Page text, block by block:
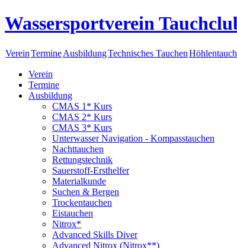
Wassersportverein
VereinTermineAusbildungTechnisches Tauchen
Verein
Termine
Ausbildung
CMAS 1* Kurs
CMAS 2* Kurs
CMAS 3* Kurs
Unterwasser Navigation - Kompasstauchen
Nachttauchen
Rettungstechnik
Sauerstoff-Ersthelfer
Materialkunde
Suchen & Bergen
Trockentauchen
Eistauchen
Nitrox*
Advanced Skills Diver
Advanced Nitrox (Nitrox**)